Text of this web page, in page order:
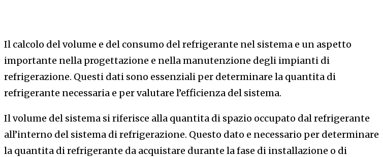
Il calcolo del volume e del consumo del refrigerante nel sistema e un aspetto
importante nella progettazione e nella manutenzione degli impianti di
refrigerazione. Questi dati sono essenziali per determinare la quantita di
refrigerante necessaria e per valutare l’efficienza del sistema.
Il volume del sistema si riferisce alla quantita di spazio occupato dal refrigerante
all’interno del sistema di refrigerazione. Questo dato e necessario per determinare
la quantita di refrigerante da acquistare durante la fase di installazione o di